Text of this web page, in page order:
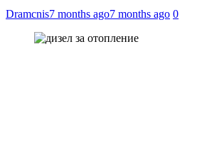
Dramcnis7 months ago7 months ago 0